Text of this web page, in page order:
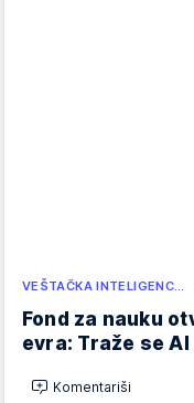
VEŠTAČKA INTELIGENC…
Fond za nauku
evra: Traže se
Komentariši